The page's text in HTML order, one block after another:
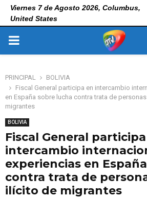
Viernes 7 de Agosto 2026, Columbus,
United States
PRIMARY
PRINCIPAL
BOLIVIA
Fiscal General participa en intercambio
en España sobre lucha contra trata de
migrantes
BOLIVIA
Fiscal General
intercambio
experiencias en
contra trata de
ilícito de migrantes